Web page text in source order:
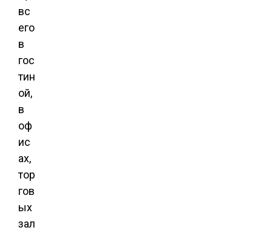
вс
его
в
гос
тин
ой,
в
оф
ис
ах,
тор
гов
ых
зал